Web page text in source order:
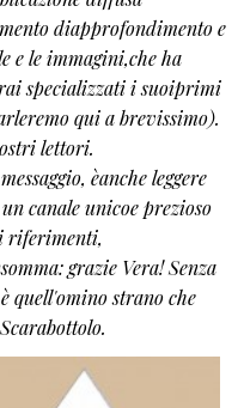
diapprofondimento e
e le immagini,che ha
specializzati i suoiprimi
qui a brevissimo).
lettori.
èanche leggere
canale unicoe prezioso
riferimenti,
grazie Vera! Senza
quell'omino strano che